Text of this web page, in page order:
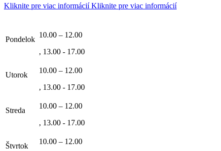
Kliknite pre viac informáciíKliknite pre viac informácií
Pondelok
10.00 – 12.00
, 13.00 - 17.00
Utorok
10.00 – 12.00
, 13.00 - 17.00
Streda
10.00 – 12.00
, 13.00 - 17.00
Štvrtok
10.00 – 12.00